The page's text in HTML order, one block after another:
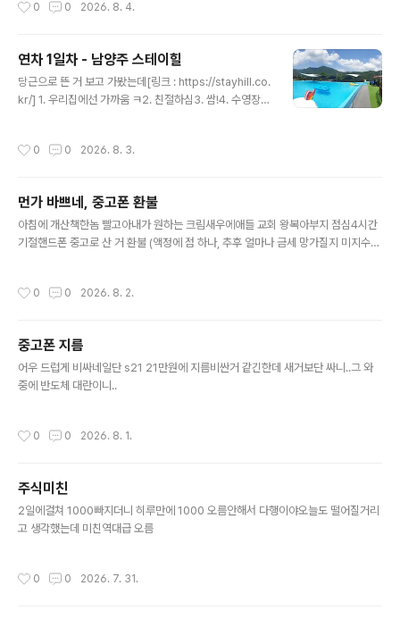
0 0 2026. 8. 4.
연차 1일차 - 남양주 스테이힐
당근으로 뜬 거 보고 가봤는데[링크 : https://stayhill.co.
kr/] 1. 우리집에선 가까움 ㅋ2. 친절하심3. 쌈!4. 수영장
영장이 있는데 1.5m 까지 되는 풀이다노란색 튜브 있는 쪽
0 0 2026. 8. 3.
먼가 바쁘네, 중고폰 환불
아침에 개산책한놈 빨고아내가 원하는 크림새우에애들 교회 왕복아부지 점심4시간
기절핸드폰 중고로 산 거 환불 (액정에 점 하나, 추후 얼마나 금세 망가질지 미지수
0 0 2026. 8. 2.
중고폰 지름
어우 드럽게 비싸네일단 s21 21만원에 지름비싼거 같긴한데 새거보단 싸니..그 와
중에 반도체 대란이니..
0 0 2026. 8. 1.
주식미친
2일에걸쳐 1000빠지더니 히루만에 1000 오름안해서 다행이야오늘도 떨어질거리
고 생각했는데 미친역대급 오름
0 0 2026. 7. 31.